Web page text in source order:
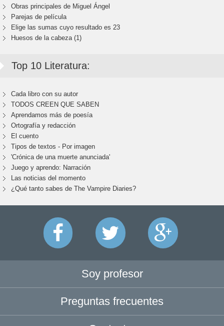
Obras principales de Miguel Ángel
Parejas de película
Elige las sumas cuyo resultado es 23
Huesos de la cabeza (1)
Top 10 Literatura:
Cada libro con su autor
TODOS CREEN QUE SABEN
Aprendamos más de poesía
Ortografía y redacción
El cuento
Tipos de textos - Por imagen
'Crónica de una muerte anunciada'
Juego y aprendo: Narración
Las noticias del momento
¿Qué tanto sabes de The Vampire Diaries?
Soy profesor
Preguntas frecuentes